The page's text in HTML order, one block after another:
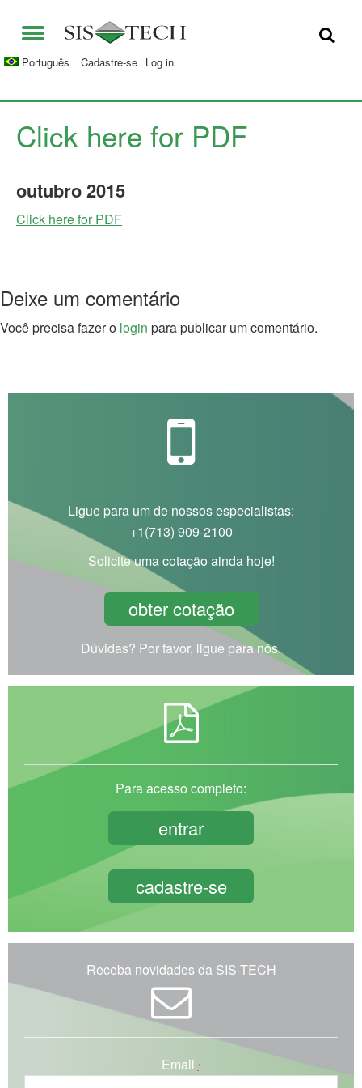
Português Cadastre-se Log in
SOLUÇÕES
APLICAÇÕES
OPORTUNIDADES
CONTATO
UNIVERSIDADE SIS-TECH
ICE-MANAGER™
SIL SOLVER® ENTERPRISE V2.6
PUBLICAÇÕES
Click here for PDF
outubro2015
Click here for PDF
Deixe um comentário
Você precisa fazer o login para publicar um comentário.
Ligue para um de nossos especialistas:
+1(713) 909-2100
Solicite uma cotação ainda hoje!
obter cotação
Dúvidas? Por favor, ligue para nós.
Para acesso completo:
entrar
cadastre-se
Receba novidades da SIS-TECH
Email *